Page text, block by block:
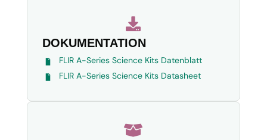

DOKUMENTATION
FLIR A-Series Science Kits Datenblatt
FLIR A-Series Science Kits Datasheet
